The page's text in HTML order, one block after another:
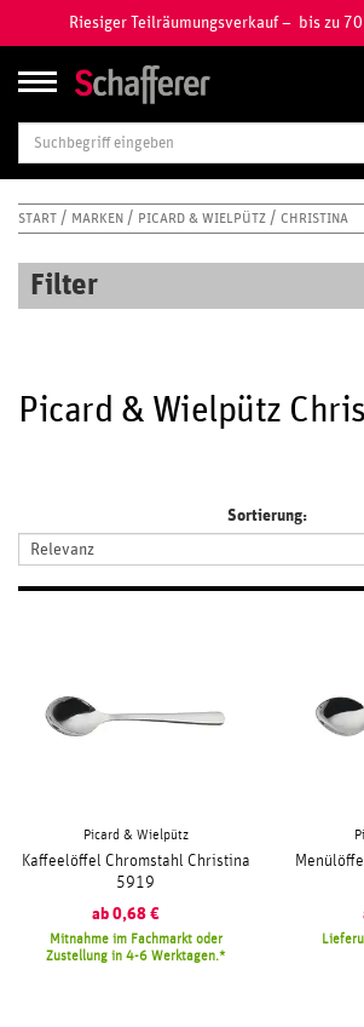
Riesiger Teilräumungsverkauf – bis zu
START MARKEN PICARD & WIELPÜTZ CHRISTINA
Filter
Picard & Wielpütz
Sortierung:
Picard & Wielpütz
Kaffeelöffel Chromstahl Christina
5919
ab 0,68 €
Mitnahme im Fachmarkt oder
Zustellung in 4-6 Werktagen.